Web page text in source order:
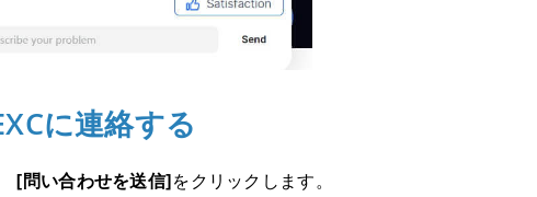
に連絡する
[問い合わせを送信]をクリックします。